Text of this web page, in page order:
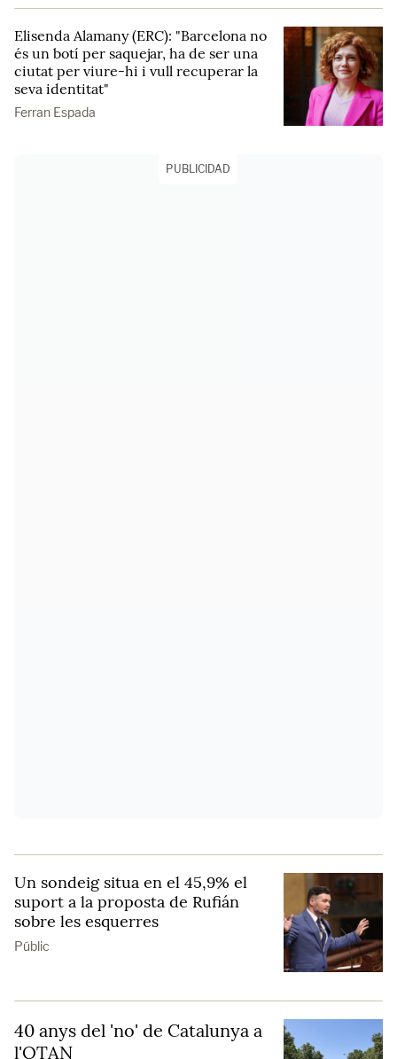
Elisenda Alamany (ERC): "Barcelona no
és un botí per saquejar, ha de ser una
ciutat per viure-hi i vull recuperar la
seva identitat"
Ferran Espada
PUBLICIDAD
Un sondeig situa en el 45,9% el
suport a la proposta de Rufián
sobre les esquerres
Públic
40 anys del 'no' de Catalunya a
l'OTAN